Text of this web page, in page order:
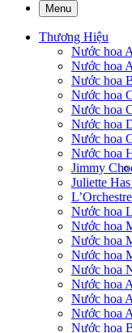
Menu
Thương Hiệu
Nước hoa
Nước hoa
Nước hoa
Nước hoa
Nước hoa
Nước hoa
Nước hoa
Nước hoa
Jimmy
Juliette
Nước hoa
Nước hoa
Nước hoa
Nước hoa
Nước hoa
Nước hoa
Nước hoa
Nước hoa
Nước hoa